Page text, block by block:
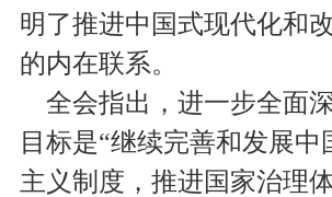
明了推进中国式现代化和
的内在联系。
全会指出，进一步全面
目标是“继续完善和发展中
主义制度，推进国家治理